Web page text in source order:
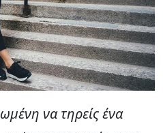
να τηρείς ένα